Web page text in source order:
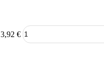
3,92 €